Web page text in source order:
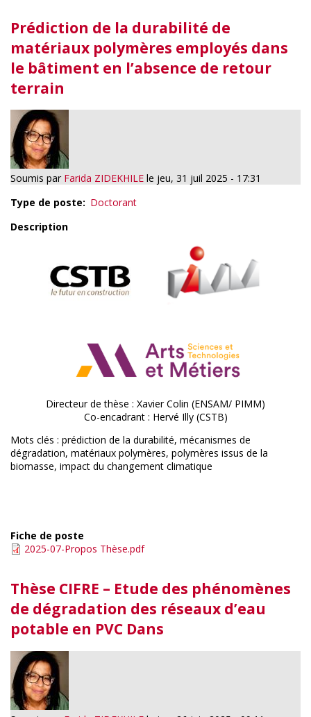
Prédiction de la durabilité de
matériaux polymères employés dans
le bâtiment en l’absence de retour
terrain
Soumis par Farida ZIDEKHILE le jeu, 31 juil 2025 - 17:31
Type de poste
Doctorant
Description
Directeur de thèse : Xavier Colin (ENSAM/ PIMM)
Co-encadrant : Hervé Illy (CSTB)
Mots clés : prédiction de la durabilité, mécanismes de
dégradation, matériaux polymères, polymères issus de la
biomasse, impact du changement climatique
Fiche de poste
2025-07-Propos Thèse.pdf
Thèse CIFRE – Etude des phénomènes
de dégradation des réseaux d’eau
potable en PVC Dans